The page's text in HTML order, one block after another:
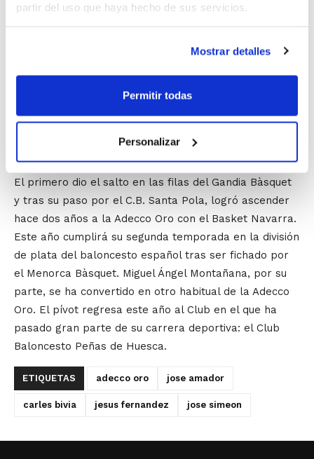
partir del uso que haya hecho de sus servicios.
Mostrar detalles
Permitir todas
Personalizar
, que abandona el Valencia Basket para
emprender un nuevo camino de la mano de Ricard
Casas y el CE Ciutat i Província de Lleida Basquetbol,
Y los otros dos jugadores de la Comunidad en la
Adecco Oro sonRomà BasyMiguel Ángel Montañana.
El primero dio el salto en las filas del Gandia Bàsquet
y tras su paso por el C.B. Santa Pola, logró ascender
hace dos años a la Adecco Oro con el Basket Navarra.
Este año cumplirá su segunda temporada en la división
de plata del baloncesto español tras ser fichado por
el Menorca Bàsquet. Miguel Ángel Montañana, por su
parte, se ha convertido en otro habitual de la Adecco
Oro. El pívot regresa este año al Club en el que ha
pasado gran parte de su carrera deportiva: el Club
Baloncesto Peñas de Huesca.
ETIQUETAS adecco oro jose amador
carles bivia jesus fernandez jose simeon